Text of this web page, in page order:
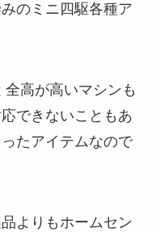
のミニ四駆各種ア
高が高いマシンも
できないこともあ
たアイテムなので
よりもホームセン